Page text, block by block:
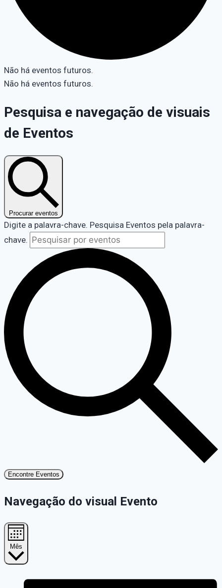
Não há eventos futuros.
Não há eventos futuros.
Pesquisa e navegação de visuais
de Eventos
Procurar eventos
Digite a palavra-chave. Pesquisa Eventos pela palavra-
chave.
Encontre Eventos
Navegação do visual Evento
Mês